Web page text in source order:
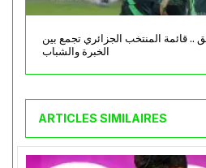
.. قائمة المنتخب الجزائري تجمع بين
الخبرة والشباب
ARTICLES SIMILAIRES